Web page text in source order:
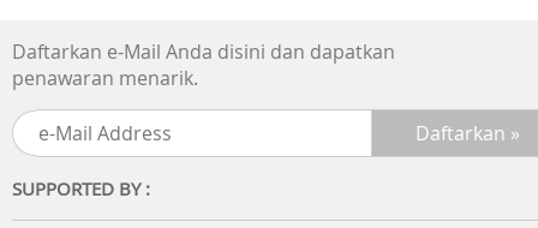
iPhone & Android
Konektivitas
Bluetooth
Garmin Elevate Wrist Heart Rate Monitor
Pulse Ox Blood Oxygen Saturation Monitor
Daftarkan e-Mail Anda disini dan dapatkan
penawaran menarik.
SUPPORTED BY :